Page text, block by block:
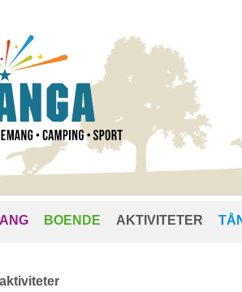
BOENDE AKTIVITETER